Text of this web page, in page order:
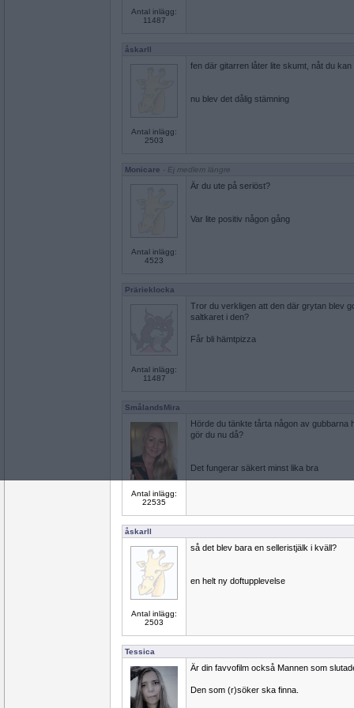
Antal inlägg:
11487
åskarll
Antal inlägg:
2503
fen där gitarren låter lite skumt, nåt du kan
nu blev det dålig stämning
Monicare - Ej medlem längre
Antal inlägg:
4523
Är du ute på seriöst?
Var lite positiv någon gång
Prärieklocka
Antal inlägg:
11487
Tror du verkligen att den där grytan blev
saltkaret i den?
Får bli hämtpizza
SmålandsMira
Antal inlägg:
22535
Hörde du tänkte tårta någon av gubbarna
gör du nu då?
Det fungerar säkert minst lika bra
åskarll
Antal inlägg:
2503
så det blev bara en selleristjälk i kväll?
en helt ny doftupplevelse
Tessica
Är din favvofilm också Mannen som
Den som (r)söker ska finna.